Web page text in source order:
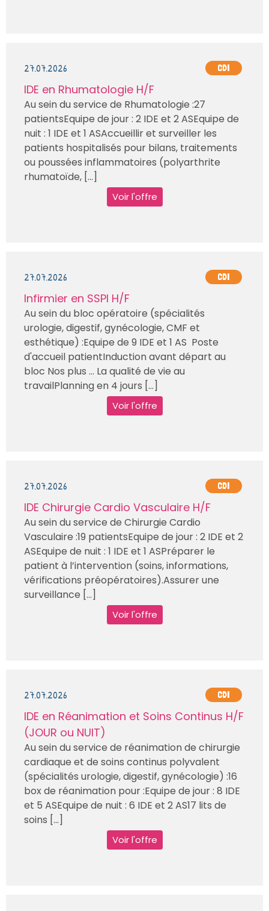
27.07.2026 CDI
IDE en Rhumatologie H/F
Au sein du service de Rhumatologie :27
patientsEquipe de jour : 2 IDE et 2 ASEquipe de
nuit : 1 IDE et 1 ASAccueillir et surveiller les
patients hospitalisés pour bilans, traitements
ou poussées inflammatoires (polyarthrite
rhumatoïde, [...]
Voir l'offre
27.07.2026 CDI
Infirmier en SSPI H/F
Au sein du bloc opératoire (spécialités
urologie, digestif, gynécologie, CMF et
esthétique) :Equipe de 9 IDE et 1 AS Poste
d'accueil patientInduction avant départ au
bloc Nos plus … La qualité de vie au
travailPlanning en 4 jours [...]
Voir l'offre
27.07.2026 CDI
IDE Chirurgie Cardio Vasculaire H/F
Au sein du service de Chirurgie Cardio
Vasculaire :19 patientsEquipe de jour : 2 IDE et 2
ASEquipe de nuit : 1 IDE et 1 ASPréparer le
patient à l’intervention (soins, informations,
vérifications préopératoires).Assurer une
surveillance [...]
Voir l'offre
27.07.2026 CDI
IDE en Réanimation et Soins Continus H/F
(JOUR ou NUIT)
Au sein du service de réanimation de chirurgie
cardiaque et de soins continus polyvalent
(spécialités urologie, digestif, gynécologie) :16
box de réanimation pour :Equipe de jour : 8 IDE
et 5 ASEquipe de nuit : 6 IDE et 2 AS17 lits de
soins [...]
Voir l'offre